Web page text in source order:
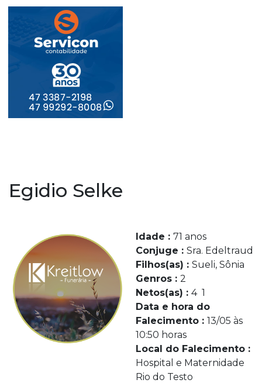
Egidio Selke
Idade : 71 anos
Conjuge : Sra. Edeltraud
Filhos(as) : Sueli, Sônia
Genros : 2
Netos(as) : 4 1
Data e hora do
Falecimento : 13/05 às
10:50 horas
Local do Falecimento :
Hospital e Maternidade
Rio do Testo